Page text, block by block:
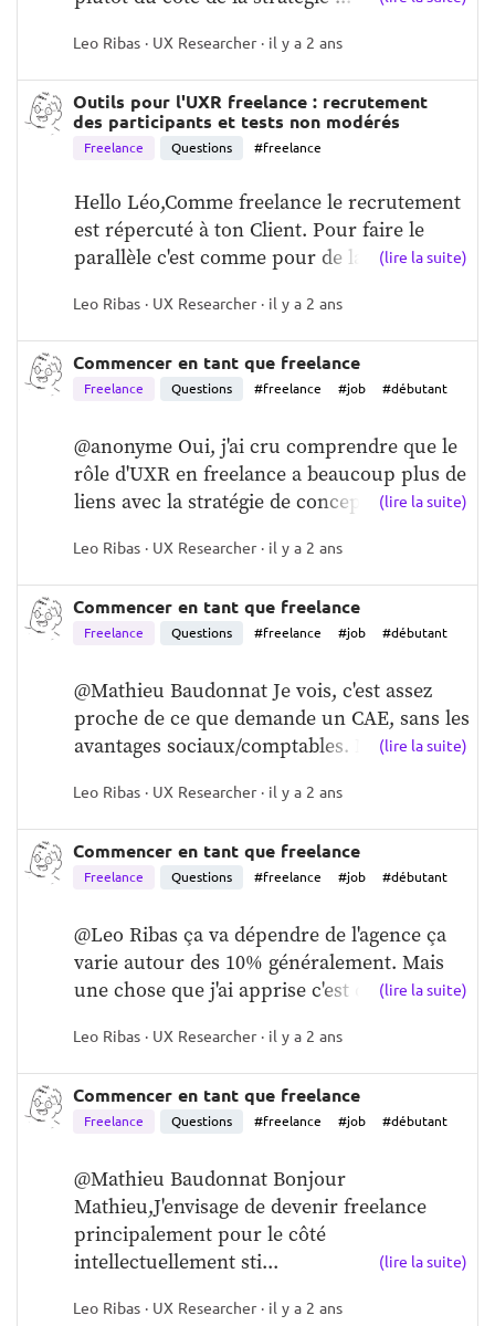
Leo Ribas · UX Researcher · il y a 2 ans
Outils pour l'UXR freelance : recrutement
des participants et tests non modérés
Freelance Questions #freelance
Hello Léo,Comme freelance le recrutement
est répercuté à ton Client. Pour faire le
parallèle c'est comme pour de la c...(lire la suite)
Leo Ribas · UX Researcher · il y a 2 ans
Commencer en tant que freelance
Freelance Questions #freelance #job #débutant
@anonyme Oui, j'ai cru comprendre que le
rôle d'UXR en freelance a beaucoup plus de
liens avec la stratégie de concep...
(lire la suite)
Leo Ribas · UX Researcher · il y a 2 ans
Commencer en tant que freelance
Freelance Questions #freelance #job #débutant
@Mathieu Baudonnat Je vois, c'est assez
proche de ce que demande un CAE, sans les
avantages sociaux/comptables. Mais ...(lire la suite)
Leo Ribas · UX Researcher · il y a 2 ans
Commencer en tant que freelance
Freelance Questions #freelance #job #débutant
@Leo Ribas ça va dépendre de l'agence ça
varie autour des 10% généralement. Mais
une chose que j'ai apprise c'est que...(lire la suite)
Leo Ribas · UX Researcher · il y a 2 ans
Commencer en tant que freelance
Freelance Questions #freelance #job #débutant
@Mathieu Baudonnat Bonjour
Mathieu,J'envisage de devenir freelance
principalement pour le côté
intellectuellement sti...
(lire la suite)
Leo Ribas · UX Researcher · il y a 2 ans